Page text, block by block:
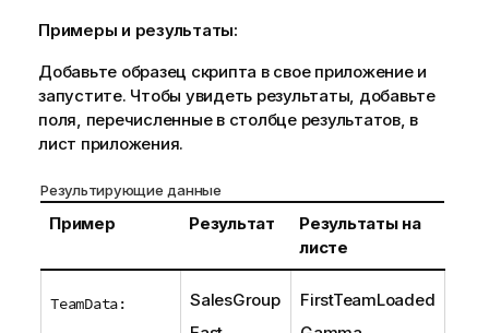
Примеры и результаты:
Добавьте образец скрипта в свое приложение и
запустите. Чтобы увидеть результаты, добавьте
поля, перечисленные в столбце результатов, в
лист приложения.
Результирующие данные
Пример Результат
Результаты на
листе
TeamData:
SalesGroup
FirstTeamLoaded